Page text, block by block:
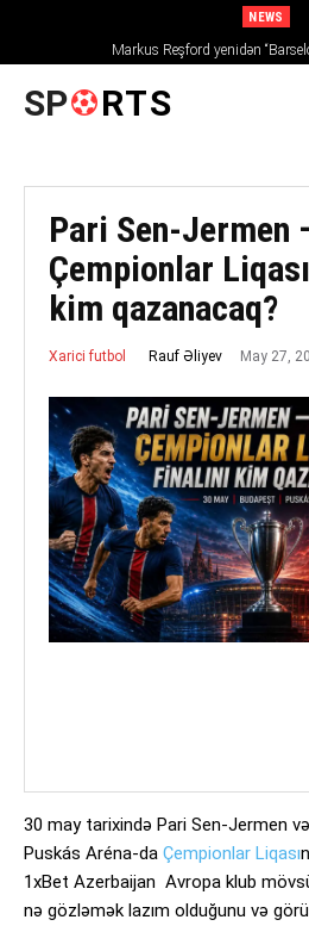
NEWS
Markus Reşford yenidən
SP RTS
Pari Sen-Jermen
Çempionlar
kim qazanacaq?
Xarici futbol Rauf Əliyev May 27,
30 may tarixində Pari Sen-Jermen
Puskás Aréna-da Çempionlar Liqası
1xBet Azerbaijan Avropa klub
nə gözləmək lazım olduğunu və